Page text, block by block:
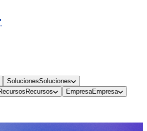
SolucionesSoluciones
Recursos EmpresaEmpresa